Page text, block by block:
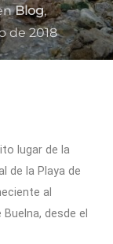
Blog,
de 2018
lugar de la
de la Playa de
al
desde el